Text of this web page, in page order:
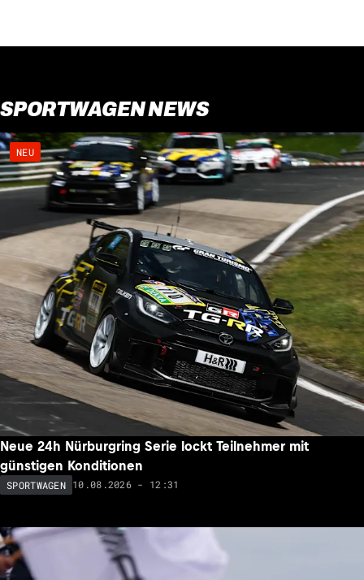
SPORTWAGEN NEWS
NEU
Neue 24h Nürburgring Serie lockt Teilnehmer mit
günstigen Konditionen
SPORTWAGEN 10.08.2026 - 12:31